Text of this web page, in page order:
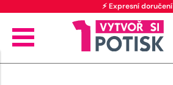
⚡ Expresní doručení